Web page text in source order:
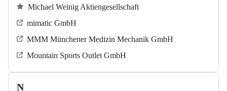
Michael Weinig Aktiengesellschaft
mimatic GmbH
MMM Münchener Medizin Mechanik GmbH
Mountain Sports Outlet GmbH
N